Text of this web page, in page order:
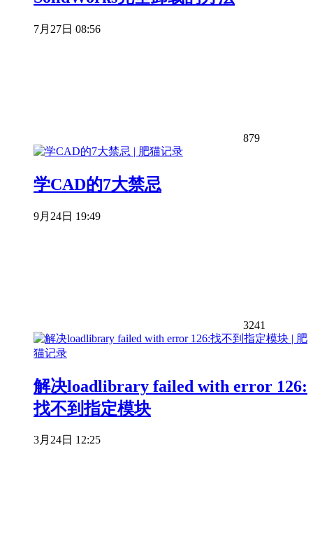
7月27日 08:56
879
学CAD的7大禁忌
9月24日 19:49
3241
解决loadlibrary failed with error 126:
找不到指定模块
3月24日 12:25